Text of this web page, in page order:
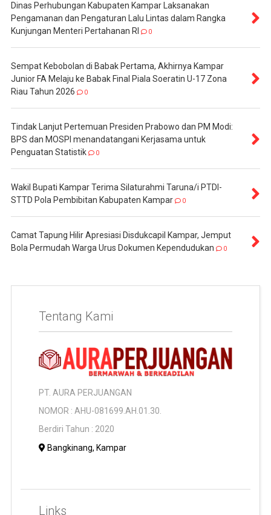
Dinas Perhubungan Kabupaten Kampar Laksanakan
Pengamanan dan Pengaturan Lalu Lintas dalam Rangka
Kunjungan Menteri Pertahanan RI
0
Sempat Kebobolan di Babak Pertama, Akhirnya Kampar
Junior FA Melaju ke Babak Final Piala Soeratin U-17 Zona
Riau Tahun 2026
0
Tindak Lanjut Pertemuan Presiden Prabowo dan PM Modi:
BPS dan MOSPI menandatangani Kerjasama untuk
Penguatan Statistik
0
Wakil Bupati Kampar Terima Silaturahmi Taruna/i PTDI-
STTD Pola Pembibitan Kabupaten Kampar
0
Camat Tapung Hilir Apresiasi Disdukcapil Kampar, Jemput
Bola Permudah Warga Urus Dokumen Kependudukan
0
Tentang Kami
PT. AURA PERJUANGAN
NOMOR : AHU-081699.AH.01.30.
Berdiri Tahun : 2020
Bangkinang, Kampar
Links